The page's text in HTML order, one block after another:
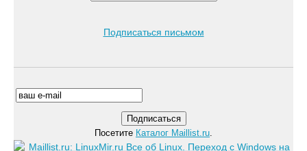
Подписаться письмом
Посетите Каталог Maillist.ru.